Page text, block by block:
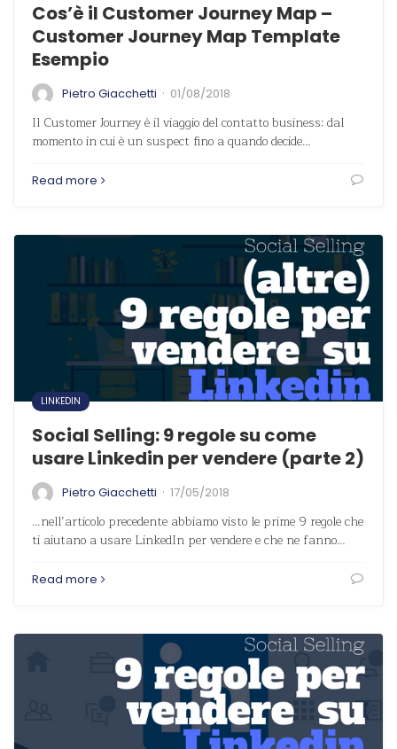
Cos’è il Customer Journey Map –
Customer Journey Map Template
Esempio
Pietro Giacchetti · 01/08/2018
Il Customer Journey è il viaggio del contatto business: dal
momento in cui è un suspect fino a quando decide…
Read more
LINKEDIN
Social Selling: 9 regole su come
usare Linkedin per vendere (parte 2)
Pietro Giacchetti · 17/05/2018
…nell’articolo precedente abbiamo visto le prime 9 regole che
ti aiutano a usare LinkedIn per vendere e che ne fanno…
Read more